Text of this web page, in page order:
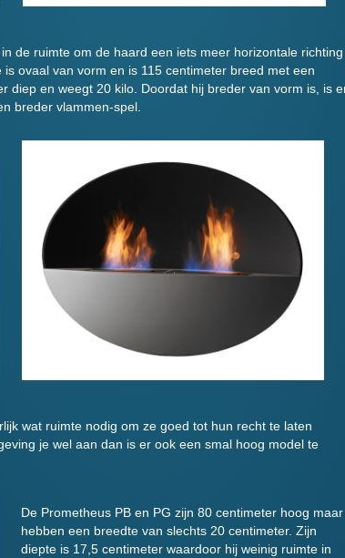
de ruimte om de haard een iets meer horizontale richting
ovaal van vorm en is 115 centimeter breed met een
diep en weegt 20 kilo. Doordat hij breder van vorm is, is
breder vlammen-spel.
wat ruimte nodig om ze goed tot hun recht te laten
je wel aan dan is er ook een smal hoog model te
De Prometheus PB en PG zijn 80 centimeter hoog maar
hebben een breedte van slechts 20 centimeter. Zijn
diepte is 17,5 centimeter waardoor hij weinig ruimte in